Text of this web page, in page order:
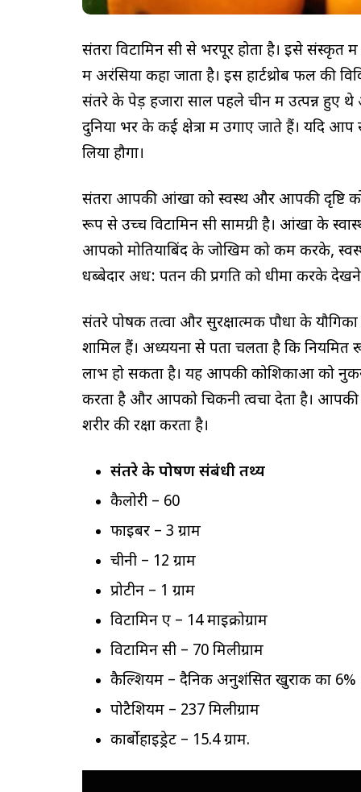
संतरा विटामिन सी से भरपूर होता है। इसे
में अरंसिया कहा जाता है। इस हार्टथ्रोब फल की
संतरे के पेड़ हजारों साल पहले चीन में उत्पन्न हुए
दुनिया भर के कई क्षेत्रों में उगाए जाते हैं। यदि
लिया हौगा।
संतरा आपकी आंखों को स्वस्थ और आपकी दृष्टि
रूप से उच्च विटामिन सी सामग्री है। आंखों के
आपको मोतियाबिंद के जोखिम को कम करके,
धब्बेदार अध: पतन की प्रगति को धीमा करके
संतरे पोषक तत्वों और सुरक्षात्मक पौधों के
शामिल हैं। अध्ययनों से पता चलता है कि
लाभ हो सकता है। यह आपकी कोशिकाओं को
करता है और आपको चिकनी त्वचा देता है। आपकी
शरीर की रक्षा करता है।
संतरे के पोषण संबंधी तथ्य
कैलोरी – 60
फाइबर – 3 ग्राम
चीनी – 12 ग्राम
प्रोटीन – 1 ग्राम
विटामिन ए – 14 माइक्रोग्राम
विटामिन सी – 70 मिलीग्राम
कैल्शियम – दैनिक अनुशंसित खुराक का 6%
पोटैशियम – 237 मिलीग्राम
कार्बोहाइड्रेट – 15.4 ग्राम.